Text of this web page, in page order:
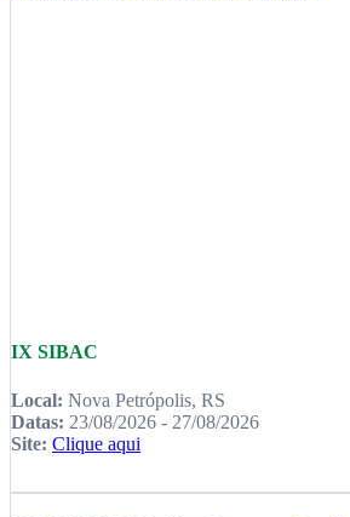
IX SIBAC
Local: Nova Petrópolis, RS
Datas: 23/08/2026 - 27/08/2026
Site: Clique aqui